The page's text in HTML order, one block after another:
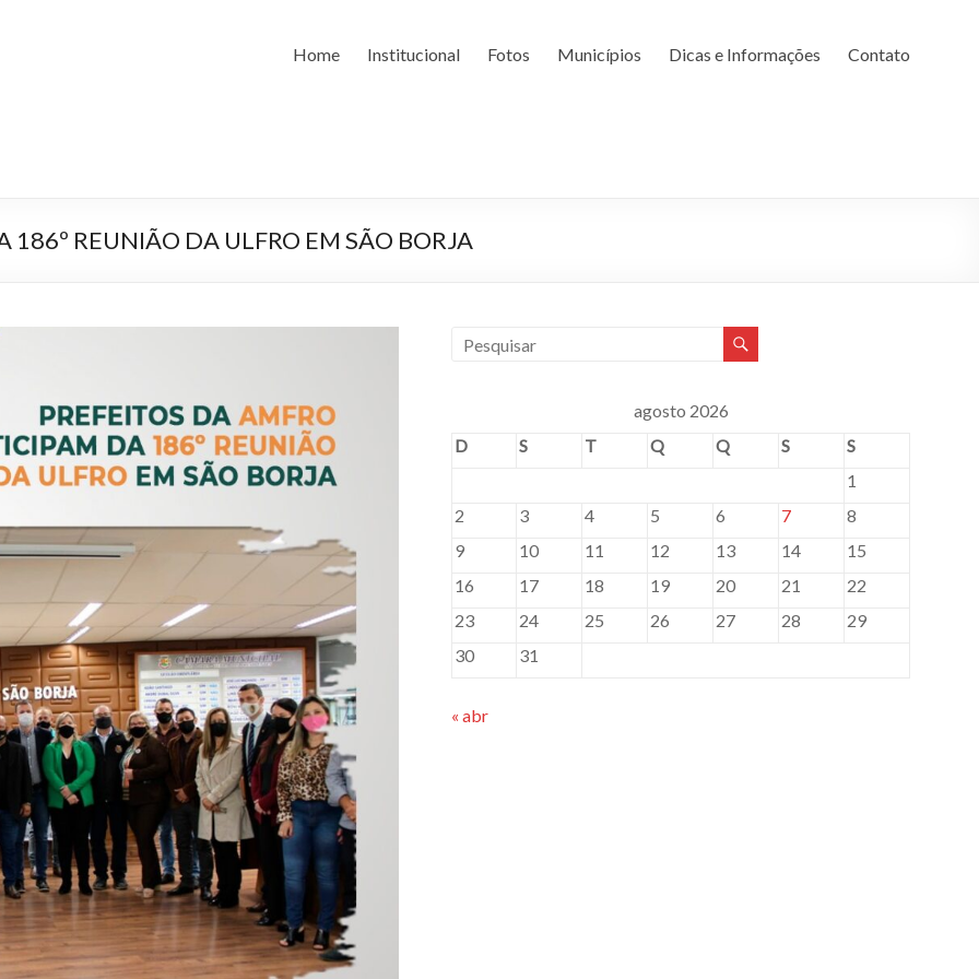
Home Institucional Fotos Municípios Dicas e Informações Contato
186º REUNIÃO DA ULFRO EM SÃO BORJA
agosto 2026
D
S T Q Q S
S
1
2
3 4 5 6 7
8
9
10 11 12 13 14
15
16
17 18 19 20 21
22
23
24 25 26 27 28
29
30
31
« abr